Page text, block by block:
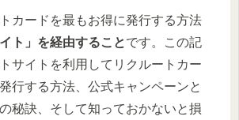
カードを最もお得に発行する方法
ト」を経由することです。この記
サイトを利用してリクルートカー
行する方法、公式キャンペーンと
秘訣、そして知っておかないと損